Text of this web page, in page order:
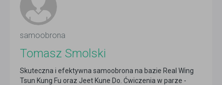
samoobrona
Tomasz Smolski
Skuteczna i efektywna samoobrona na bazie Real Wing
Tsun Kung Fu oraz Jeet Kune Do. Ćwiczenia w parze -